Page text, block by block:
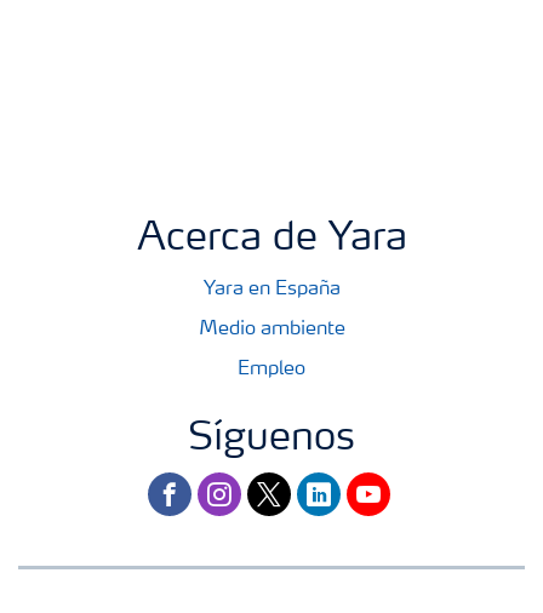
Acerca de Yara
Yara en España
Medio ambiente
Empleo
Síguenos
facebookinstagram
twitterlinkedinyoutube